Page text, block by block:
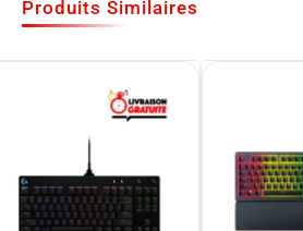
Produits Similaires